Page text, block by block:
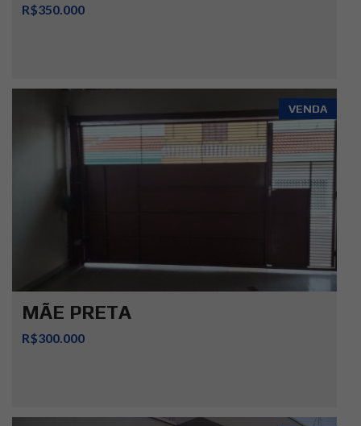
R$350.000
VENDA
MÃE PRETA
R$300.000